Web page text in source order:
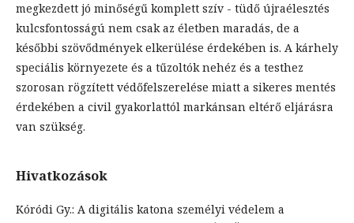
megkezdett jó minőségű komplett szív - tüdő újraélesztés
kulcsfontosságú nem csak az életben maradás, de a
későbbi szövődmények elkerülése érdekében is. A kárhely
speciális környezete és a tűzoltók nehéz és a testhez
szorosan rögzített védőfelszerelése miatt a sikeres mentés
érdekében a civil gyakorlattól markánsan eltérő eljárásra
van szükség.
Hivatkozások
Kóródi Gy.: A digitális katona személyi védelem a